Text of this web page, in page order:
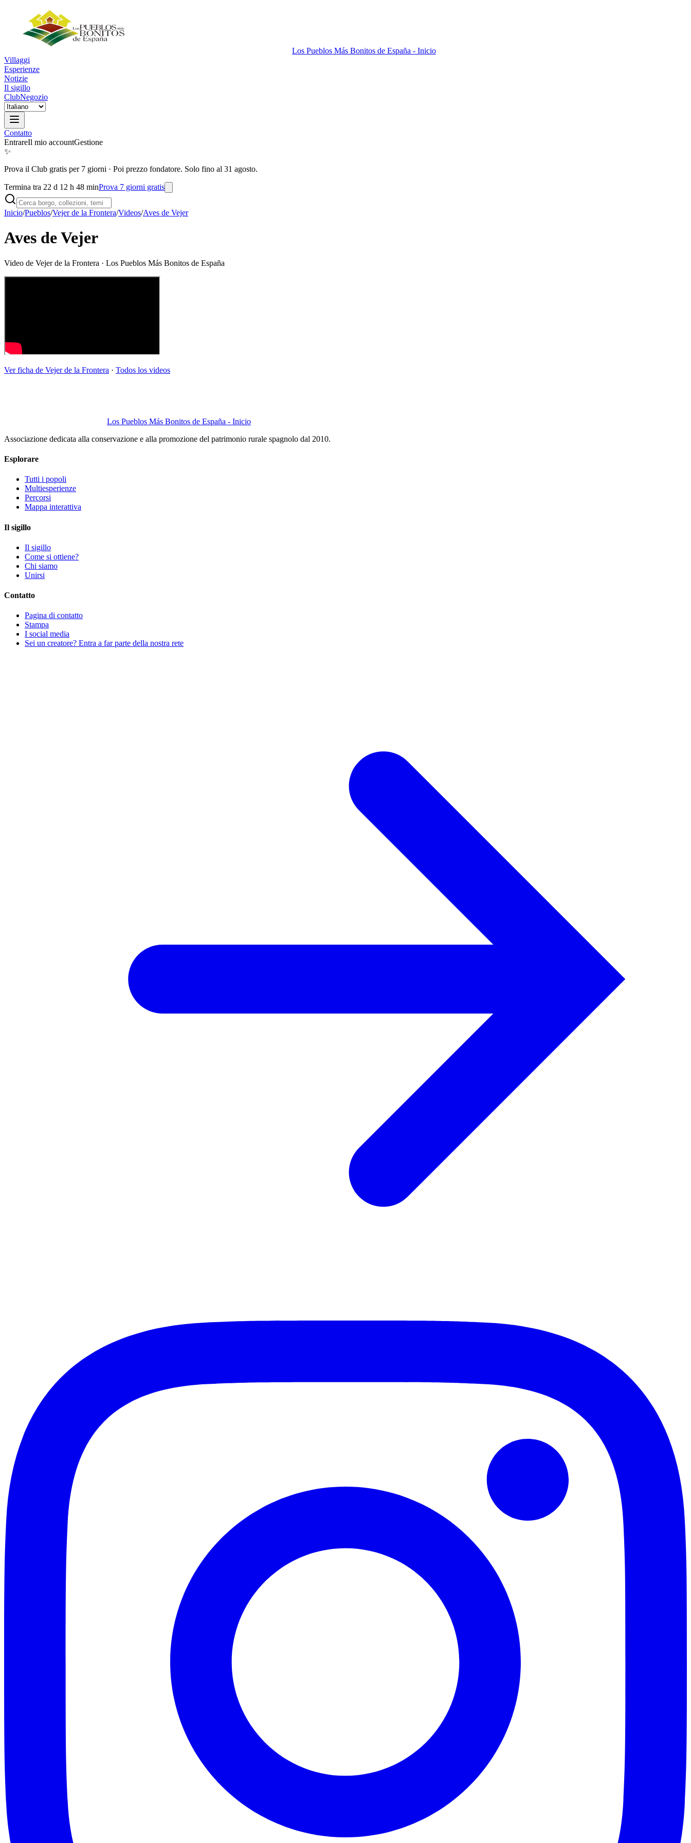
Los Pueblos Más Bonitos de España - Inicio
Villaggi
Esperienze
Notizie
Il sigillo
ClubNegozio
Contatto
EntrareIl mio accountGestione
✨
Prova il Club gratis per 7 giorni · Poi prezzo fondatore. Solo fino al 31 agosto.
Termina tra 22 d 12 h 48 minProva 7 giorni gratis
Inicio/Pueblos/Vejer de la Frontera/Videos/Aves de Vejer
Aves de Vejer
Video de Vejer de la Frontera · Los Pueblos Más Bonitos de España
Ver ficha de Vejer de la Frontera · Todos los videos
Los Pueblos Más Bonitos de España - Inicio
Associazione dedicata alla conservazione e alla promozione del patrimonio rurale spagnolo dal 2010.
Esplorare
Tutti i popoli
Multiesperienze
Percorsi
Mappa interattiva
Il sigillo
Il sigillo
Come si ottiene?
Chi siamo
Unirsi
Contatto
Pagina di contatto
Stampa
I social media
Sei un creatore? Entra a far parte della nostra rete